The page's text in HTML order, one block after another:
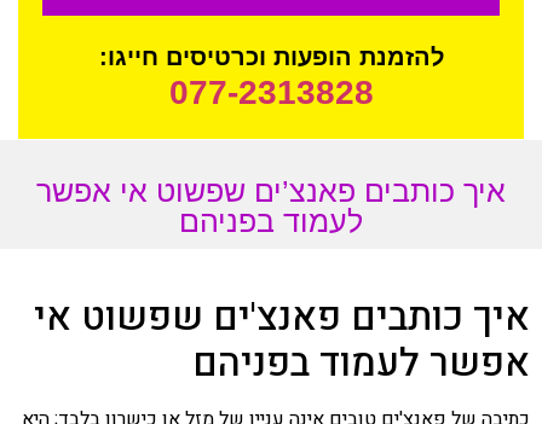
להזמנת הופעות וכרטיסים חייגו:
077-2313828
איך כותבים פאנצ’ים שפשוט אי אפשר
לעמוד בפניהם
איך כותבים פאנצ'ים שפשוט אי
אפשר לעמוד בפניהם